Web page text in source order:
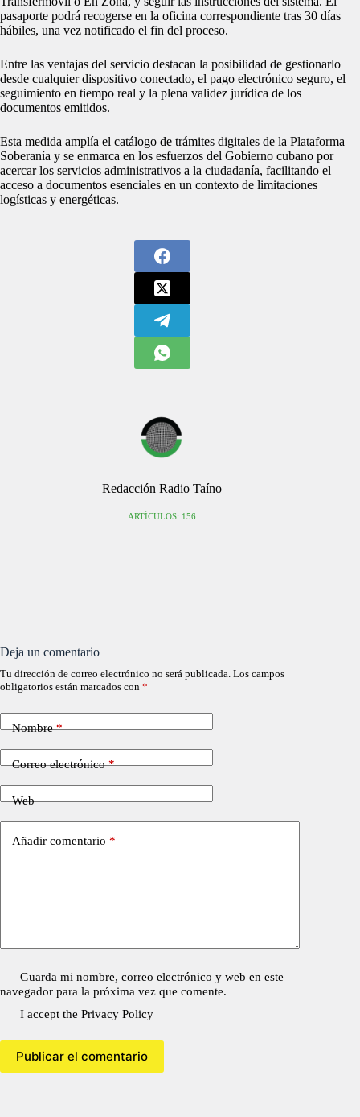
pasaporte podrá recogerse en la oficina correspondiente tras 30 días
hábiles, una vez notificado el fin del proceso.
Entre las ventajas del servicio destacan la posibilidad de gestionarlo
desde cualquier dispositivo conectado, el pago electrónico seguro, el
seguimiento en tiempo real y la plena validez jurídica de los
documentos emitidos.
Esta medida amplía el catálogo de trámites digitales de la Plataforma
Soberanía y se enmarca en los esfuerzos del Gobierno cubano por
acercar los servicios administrativos a la ciudadanía, facilitando el
acceso a documentos esenciales en un contexto de limitaciones
logísticas y energéticas.
Redacción Radio Taíno
ARTÍCULOS: 156
Deja un comentario
Tu dirección de correo electrónico no será publicada. Los campos
obligatorios están marcados con *
Nombre*
Correo electrónico*
Web
Añadir comentario *
Guarda mi nombre, correo electrónico y web en este
navegador para la próxima vez que comente.
I accept thePrivacy Policy
Publicar el comentario